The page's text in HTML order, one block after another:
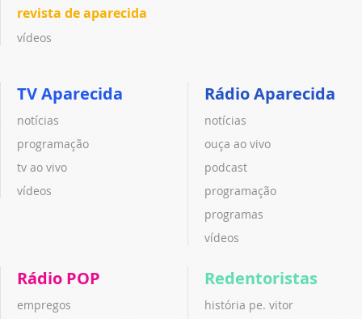
revista de aparecida
vídeos
TV Aparecida
notícias
programação
tv ao vivo
vídeos
Rádio Aparecida
notícias
ouça ao vivo
podcast
programação
programas
vídeos
Rádio POP
empregos
Redentoristas
história pe. vitor